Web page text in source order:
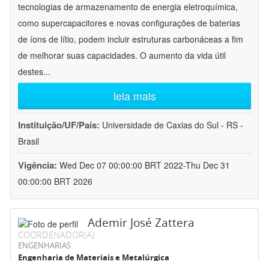
tecnologias de armazenamento de energia eletroquímica,
como supercapacitores e novas configurações de baterias
de íons de lítio, podem incluir estruturas carbonáceas a fim
de melhorar suas capacidades. O aumento da vida útil
destes...
leia mais
Instituição/UF/País: Universidade de Caxias do Sul - RS -
Brasil
Vigência: Wed Dec 07 00:00:00 BRT 2022-Thu Dec 31
00:00:00 BRT 2026
Ademir José Zattera
COORDENADOR(A)
ENGENHARIAS
Engenharia de Materiais e Metalúrgica